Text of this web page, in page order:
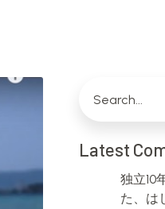
Latest
独立10
た、は